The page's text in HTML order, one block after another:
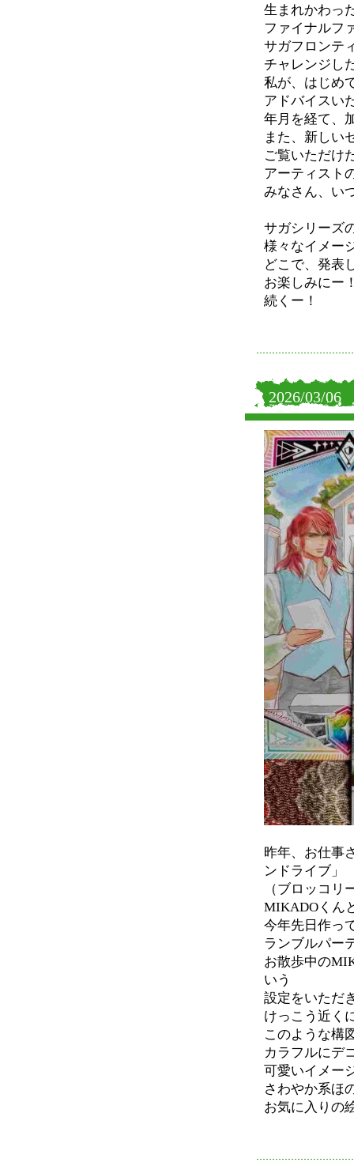
生まれかわっ
ファイナルフ
サガフロンテ
チャレンジし
私が、はじめ
アドバイスい
年月を経て、
また、新しい
ご覧いただけ
アーティスト
みなさん、い
サガシリーズ
様々なイメー
どこで、発表
お楽しみにー
続くー！
2026/03/06
昨年、お仕事
ンドライブ」
（ブロッコ
MIKADOくん
今年先日作っ
ランブルパー
お散歩中の
いう
設定をいただ
けっこう近く
このような構
カラフルにデ
可愛いイメー
さわやか系ほ
お気に入りの